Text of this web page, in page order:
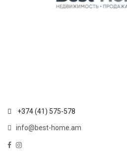
+374 (41) 575-578
info@best-home.am